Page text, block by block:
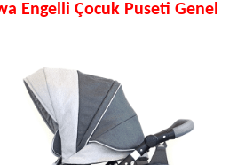
Engelli Çocuk Puseti Genel